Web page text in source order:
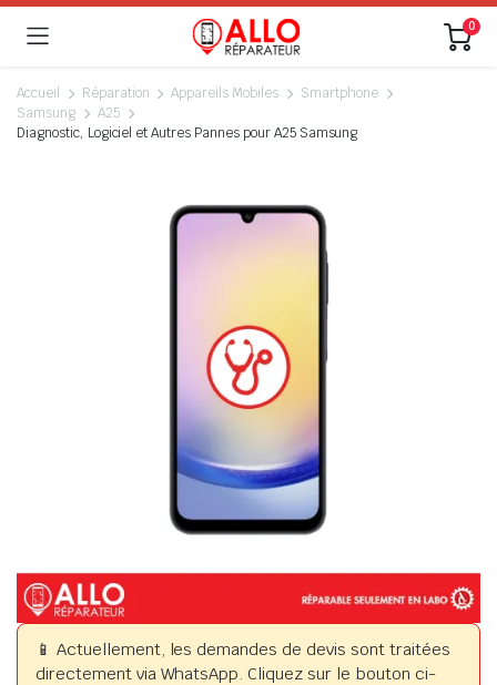
0
Accueil Réparation Appareils Mobiles
Smartphone
Samsung
A25
Diagnostic, Logiciel et Autres Pannes pour A25 Samsung
📱 Actuellement, les demandes de devis sont traitées
directement via WhatsApp. Cliquez sur le bouton ci-